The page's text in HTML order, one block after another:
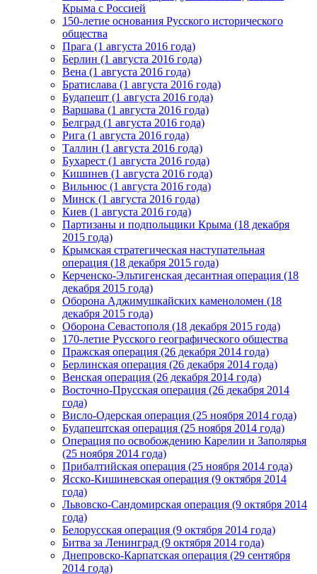
Крыма с Россией
150-летие основания Русского исторического
общества
Прага (1 августа 2016 года)
Берлин (1 августа 2016 года)
Вена (1 августа 2016 года)
Братислава (1 августа 2016 года)
Будапешт (1 августа 2016 года)
Варшава (1 августа 2016 года)
Белград (1 августа 2016 года)
Рига (1 августа 2016 года)
Таллин (1 августа 2016 года)
Бухарест (1 августа 2016 года)
Кишинев (1 августа 2016 года)
Вильнюс (1 августа 2016 года)
Минск (1 августа 2016 года)
Киев (1 августа 2016 года)
Партизаны и подпольщики Крыма (18 декабря
2015 года)
Крымская стратегическая наступательная
операция (18 декабря 2015 года)
Керченско-Эльтигенская десантная операция (18
декабря 2015 года)
Оборона Аджимушкайских каменоломен (18
декабря 2015 года)
Оборона Севастополя (18 декабря 2015 года)
170-летие Русского географического общества
Пражская операция (26 декабря 2014 года)
Берлинская операция (26 декабря 2014 года)
Венская операция (26 декабря 2014 года)
Восточно-Прусская операция (26 декабря 2014
года)
Висло-Одерская операция (25 ноября 2014 года)
Будапештская операция (25 ноября 2014 года)
Операция по освобождению Карелии и Заполярья
(25 ноября 2014 года)
Прибалтийская операция (25 ноября 2014 года)
Ясско-Кишиневская операция (9 октября 2014
года)
Львовско-Сандомирская операция (9 октября 2014
года)
Белорусская операция (9 октября 2014 года)
Битва за Ленинград (9 октября 2014 года)
Днепровско-Карпатская операция (29 сентября
2014 года)